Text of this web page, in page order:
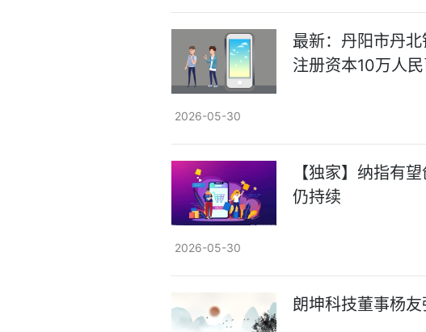
最新：丹阳市丹
注册资本10万人民
2026-05-30
【独家】纳指有
仍持续
2026-05-30
朗坤科技董事杨